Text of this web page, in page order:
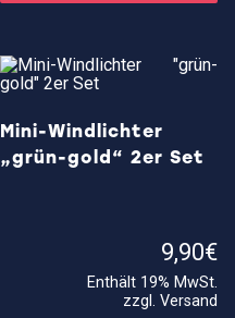
Mini-Windlichter
„grün-gold“ 2er Set
9,90€
Enthält 19% MwSt.
zzgl. Versand